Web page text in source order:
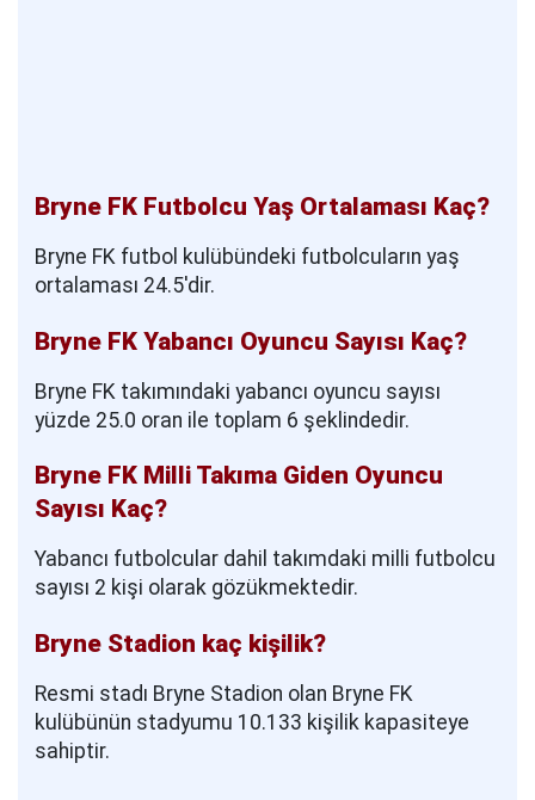
Bryne FK Futbolcu Yaş Ortalaması Kaç?
Bryne FK futbol kulübündeki futbolcuların yaş
ortalaması 24.5'dir.
Bryne FK Yabancı Oyuncu Sayısı Kaç?
Bryne FK takımındaki yabancı oyuncu sayısı
yüzde 25.0 oran ile toplam 6 şeklindedir.
Bryne FK Milli Takıma Giden Oyuncu
Sayısı Kaç?
Yabancı futbolcular dahil takımdaki milli futbolcu
sayısı 2 kişi olarak gözükmektedir.
Bryne Stadion kaç kişilik?
Resmi stadı Bryne Stadion olan Bryne FK
kulübünün stadyumu 10.133 kişilik kapasiteye
sahiptir.